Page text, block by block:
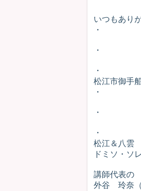
いつもあり
・
・
・
松江市御手
・
・
・
松江＆八雲
ドミソ・ソ
講師代表の
外谷 玲奈